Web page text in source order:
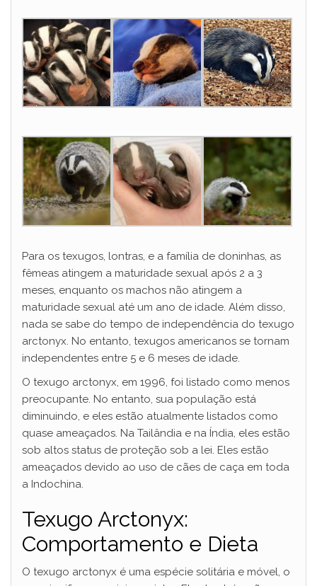
Para os texugos, lontras, e a família de doninhas, as
fêmeas atingem a maturidade sexual após 2 a 3
meses, enquanto os machos não atingem a
maturidade sexual até um ano de idade. Além disso,
nada se sabe do tempo de independência do texugo
arctonyx. No entanto, texugos americanos se tornam
independentes entre 5 e 6 meses de idade.
O texugo arctonyx, em 1996, foi listado como menos
preocupante. No entanto, sua população está
diminuindo, e eles estão atualmente listados como
quase ameaçados. Na Tailândia e na Índia, eles estão
sob altos status de proteção sob a lei. Eles estão
ameaçados devido ao uso de cães de caça em toda
a Indochina.
Texugo Arctonyx:
Comportamento e Dieta
O texugo arctonyx é uma espécie solitária e móvel, o